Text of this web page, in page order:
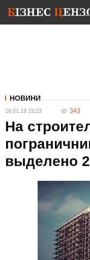
НОВИНИ
16.01.19 15:23 343
На
выделено